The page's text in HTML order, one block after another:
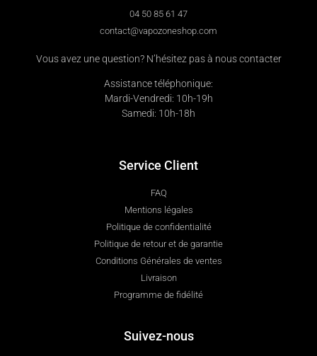
04 50 85 61 47
contact@vapozoneshop.com
Vous avez une question? N’hésitez pas à nous contacter
Assistance téléphonique:
Mardi-Vendredi: 10h-19h
Samedi: 10h-18h
Service Client
FAQ
Mentions légales
Politique de confidentialité
Politique de retour et de garantie
Conditions Générales de ventes
Livraison
Programme de fidélité
Suivez-nous